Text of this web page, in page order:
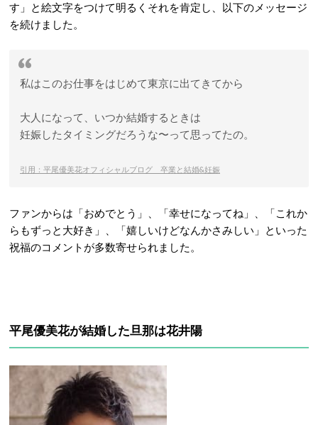
す」と絵文字をつけて明るくそれを肯定し、以下のメッセージ
を続けました。
私はこのお仕事をはじめて東京に出てきてから
大人になって、いつか結婚するときは
妊娠したタイミングだろうな〜って思ってたの。
引用：平尾優美花オフィシャルブログ 卒業と結婚&妊娠
ファンからは「おめでとう」、「幸せになってね」、「これか
らもずっと大好き」、「嬉しいけどなんかさみしい」といった
祝福のコメントが多数寄せられました。
平尾優美花が結婚した旦那は花井陽